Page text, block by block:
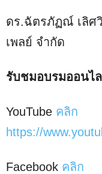
ดร.ฉัตรภัฏณ์ เลิศ
เพลย์ จำกัด
รับชมอบรมออนไ
YouTube คลิก
https://
Facebook คลิก